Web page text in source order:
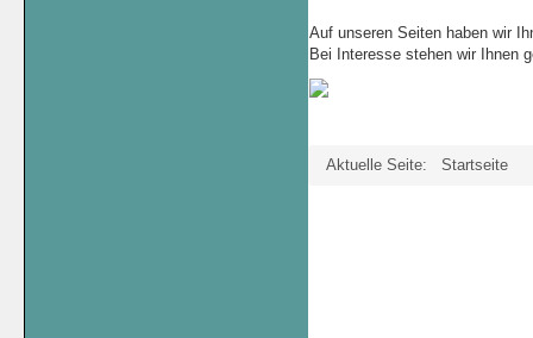
Auf unseren Seiten haben wir
Bei Interesse stehen wir Ihnen
Aktuelle Seite: Startseite